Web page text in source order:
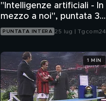
"Intelligenze artificiali - In
mezzo a noi", puntata 35:
il progetto Glasswing
PUNTATA INTERA 25 lug | Tgcom24
1 MIN